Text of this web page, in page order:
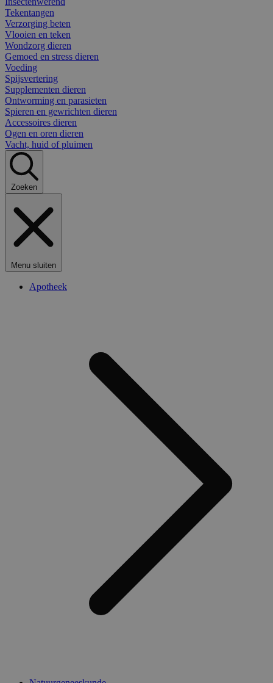
Tekentangen
Verzorging beten
Vlooien en teken
Wondzorg dieren
Gemoed en stress dieren
Voeding
Spijsvertering
Supplementen dieren
Ontworming en parasieten
Spieren en gewrichten dieren
Accessoires dieren
Ogen en oren dieren
Vacht, huid of pluimen
Zoeken
Menu sluiten
Apotheek